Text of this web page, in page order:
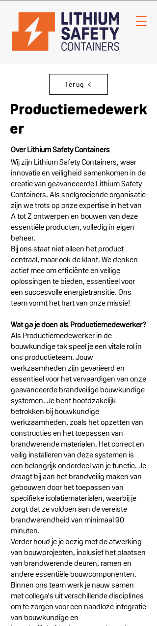
Terug
Productiemedewerk
er
Over Lithium Safety Containers
Wij zijn Lithium Safety Containers, waar
innovatie en veiligheid samenkomen in de
creatie van geavanceerde Lithium Safety
Containers. Als snelgroeiende organisatie
zijn we trots op onze expertise in het van
A tot Z ontwerpen en bouwen van deze
essentiële producten, volledig in eigen
beheer.
Bij ons staat niet alleen het product
centraal, maar ook de klant. We denken
actief mee om efficiënte en veilige
oplossingen te bieden, essentieel voor
een succesvolle energietransitie. Ons
team vormt het hart van onze missie!
Wat ga je doen als Productiemedewerker?
Als Productiemedewerker in de
bouwkundige tak speel je een vitale rol in
ons productieteam. Jouw
werkzaamheden zijn gevarieerd en
essentieel voor het vervaardigen van onze
geavanceerde brandveilige bouwkundige
systemen. Je bent hoofdzakelijk
betrokken bij bouwkundige
werkzaamheden, zoals het opzetten van
constructies en het toepassen van
brandwerende materialen. Het correct en
veilig installeren van deze systemen is
een belangrijk onderdeel van je functie. Je
draagt bij aan het brandveilig maken van
gebouwen door het toepassen van
specifieke isolatiematerialen, waarbij je
zorgt dat ze voldoen aan de vereiste
brandwerendheid van minimaal 90
minuten.
Verder houd je je bezig met de afwerking
van bouwprojecten, inclusief het plaatsen
van brandwerende deuren, ramen en
andere essentiële bouwcomponenten.
Binnen ons team werk je nauw samen
met collega's uit verschillende disciplines
om te zorgen voor een naadloze integratie
van bouwkundige en